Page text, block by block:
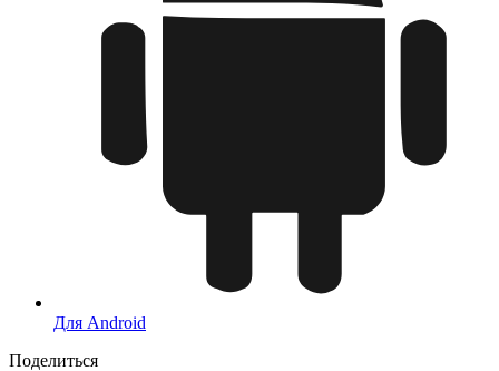
Для Android
Поделиться